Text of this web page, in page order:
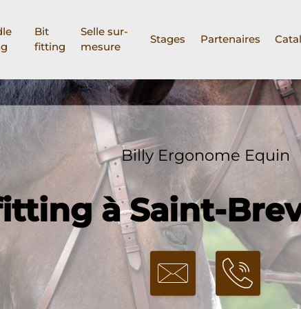
Bit
fitting
Selle sur-
mesure
Stages Partenaires
Billy Ergonome Equin
à Saint-